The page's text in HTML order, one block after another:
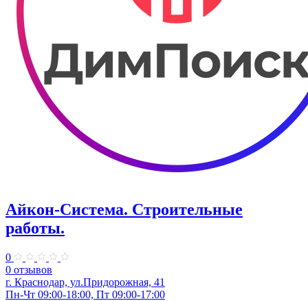
Айкон-Система. Строительные
работы.
0
0 отзывов
г. Краснодар, ул.Придорожная, 41
Пн-Чт 09:00-18:00, Пт 09:00-17:00